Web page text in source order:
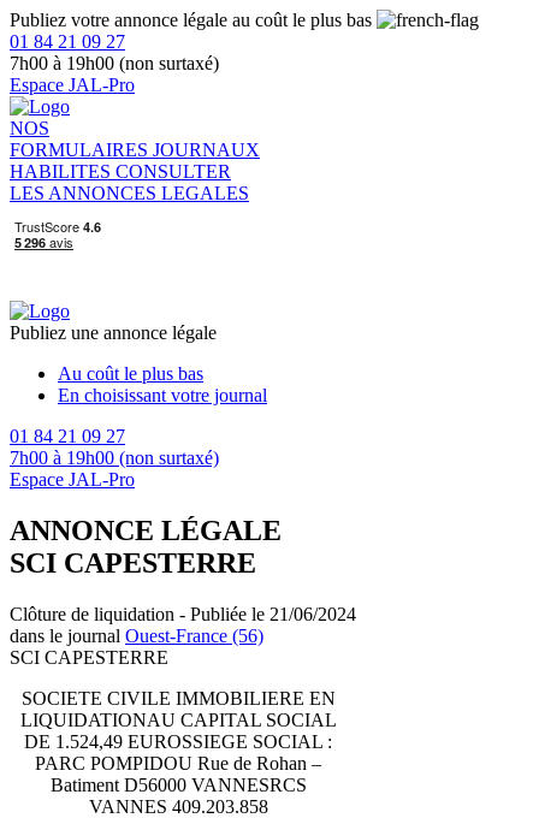
Publiez votre annonce légale au coût le plus bas
01 84 21 09 27
7h00 à 19h00 (non surtaxé)
Espace JAL-Pro
NOS
FORMULAIRES JOURNAUX
HABILITES CONSULTER
LES ANNONCES LEGALES
Publiez une annonce légale
Au coût le plus bas
En choisissant votre journal
01 84 21 09 27
7h00 à 19h00 (non surtaxé)
Espace JAL-Pro
ANNONCE LÉGALE
SCI CAPESTERRE
Clôture de liquidation - Publiée le 21/06/2024
dans le journal Ouest-France (56)
SCI CAPESTERRE
SOCIETE CIVILE IMMOBILIERE EN
LIQUIDATIONAU CAPITAL SOCIAL
DE 1.524,49 EUROSSIEGE SOCIAL :
PARC POMPIDOU Rue de Rohan –
Batiment D56000 VANNESRCS
VANNES 409.203.858